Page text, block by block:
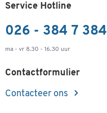
Service Hotline
026 - 384 7 384
ma - vr 8.30 - 16.30 uur
Contactformulier
Contacteer ons